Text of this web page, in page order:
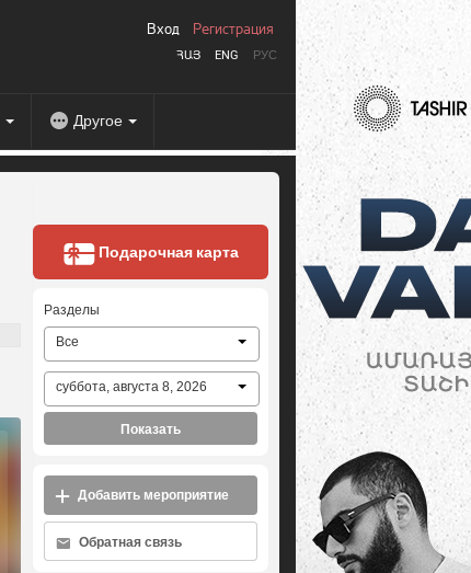
ՀԱՅ ENG РУС
Вход Регистрация
Другое
Подарочная карта
Разделы
Все
суббота, августа 8, 2026
Показать
Добавить мероприятие
Обратная связь